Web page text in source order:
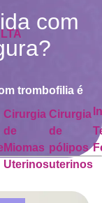
Cirurgia
de
Miomas
Uterinos
Cirurgia
de
pólipos
uterinos
com
trombofilia é